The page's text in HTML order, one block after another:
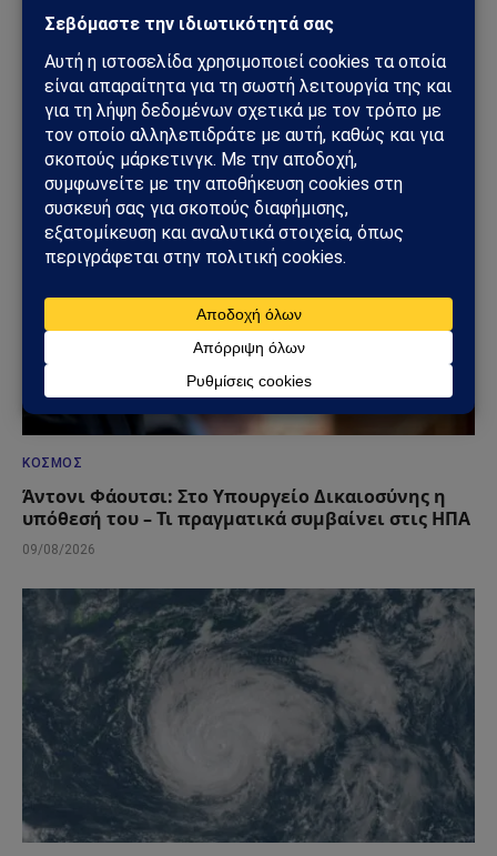
ΚΌΣΜΟΣ
Στενά του Ορμούζ: Το μεγάλο όπλο στρατηγικής
ισχύος του Ιράν – Οι 6 όροι που θέτει η Τεχεράνη
στις ΗΠΑ
09/08/2026
ΚΌΣΜΟΣ
Άντονι Φάουτσι: Στο Υπουργείο Δικαιοσύνης η
υπόθεσή του – Τι πραγματικά συμβαίνει στις ΗΠΑ
09/08/2026